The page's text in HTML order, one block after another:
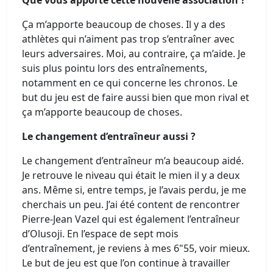
Ça m’apporte beaucoup de choses. Il y a des
athlètes qui n’aiment pas trop s’entraîner avec
leurs adversaires. Moi, au contraire, ça m’aide. Je
suis plus pointu lors des entraînements,
notamment en ce qui concerne les chronos. Le
but du jeu est de faire aussi bien que mon rival et
ça m’apporte beaucoup de choses.
Le changement d’entraîneur aussi ?
Le changement d’entraîneur m’a beaucoup aidé.
Je retrouve le niveau qui était le mien il y a deux
ans. Même si, entre temps, je l’avais perdu, je me
cherchais un peu. J’ai été content de rencontrer
Pierre-Jean Vazel qui est également l’entraîneur
d’Olusoji. En l’espace de sept mois
d’entraînement, je reviens à mes 6"55, voir mieux.
Le but de jeu est que l’on continue à travailler